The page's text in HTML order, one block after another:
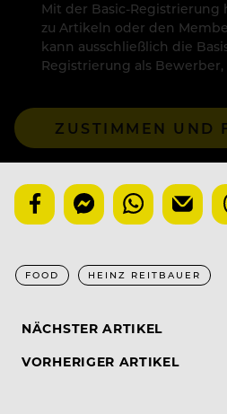
Mit der Basic-Registrierung
zu Artikeln oder den
kann ausschließlich die
Registrierung als Bewerber,
ZUSTIMMEN UND
FOOD HEINZ REITBAUER
NÄCHSTER ARTIKEL
VORHERIGER ARTIKEL